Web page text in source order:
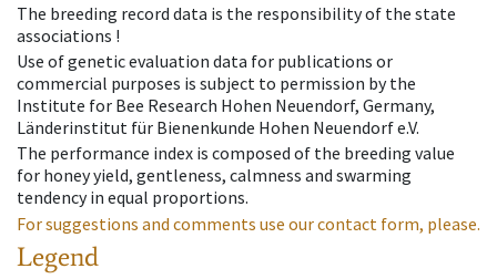
The breeding record data is the responsibility of the state
associations !
Use of genetic evaluation data for publications or
commercial purposes is subject to permission by the
Institute for Bee Research Hohen Neuendorf, Germany,
Länderinstitut für Bienenkunde Hohen Neuendorf e.V.
The performance index is composed of the breeding value
for honey yield, gentleness, calmness and swarming
tendency in equal proportions.
For suggestions and comments use our contact form, please.
Legend